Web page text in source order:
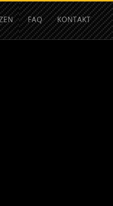
FAQ KONTAKT